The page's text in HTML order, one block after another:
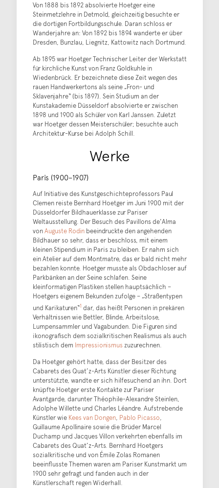
Von 1888 bis 1892 absolvierte Hoetger eine
Steinmetzlehre in Detmold, gleichzeitig besuchte er
die dortigen Fortbildungsschule. Daran schloss er
Wanderjahre an: Von 1892 bis 1894 wanderte er über
Dresden, Bunzlau, Liegnitz, Kattowitz nach Dortmund.
Ab 1895 war Hoetger Technischer Leiter der Werkstatt
für kirchliche Kunst von Franz Goldkuhle in
Wiedenbrück. Er bezeichnete diese Zeit wegen des
rauen Handwerkertons als seine „Fron- und
Sklavenjahre“ (bis 1897). Sein Studium an der
Kunstakademie Düsseldorf absolvierte er zwischen
1898 und 1900 als Schüler von Karl Janssen. Zuletzt
war Hoetger dessen Meisterschüler; besuchte auch
Architektur-Kurse bei Adolph Schill.
Werke
Paris (1900–1907)
Auf Initiative des Kunstgeschichteprofessors Paul
Clemen reiste Bernhard Hoetger im Juni 1900 mit der
Düsseldorfer Bildhauerklasse zur Pariser
Weltausstellung. Der Besuch des Pavillons de'Alma
vonAuguste Rodinbeeindruckte den angehenden
Bildhauer so sehr, dass er beschloss, mit einem
kleinen Stipendium in Paris zu bleiben. Er nahm sich
ein Atelier auf dem Montmatre, das er bald nicht mehr
bezahlen konnte. Hoetger musste als Obdachloser auf
Parkbänken an der Seine schlafen. Seine
kleinformatigen Plastiken stellen hauptsächlich –
Hoetgers eigenem Bekunden zufolge – „Straßentypen
und Karikaturen“1 dar, das heißt Personen in prekären
Verhältnissen wie Bettler, Blinde, Arbeitslose,
Lumpensammler und Vagabunden. Die Figuren sind
ikonografisch dem sozialkritischen Realismus als auch
stilistisch dem Impressionismus zuzurechnen.
Da Hoetger gehört hatte, dass der Besitzer des
Cabarets des Quat’z-Arts Künstler dieser Richtung
unterstützte, wandte er sich hilfesuchend an ihn. Dort
knüpfte Hoetger erste Kontakte zur Pariser
Avantgarde, darunter Théophile-Alexandre Steinlen,
Adolphe Willette und Charles Léandre. Aufstrebende
Künstler wie Kees van Dongen, Pablo Picasso,
Guillaume Apollinaire sowie die Brüder Marcel
Duchamp und Jacques Villon verkehrten ebenfalls im
Cabarets des Quat’z-Arts. Bernhard Hoetgers
sozialkritische und von Émile Zolas Romanen
beeinflusste Themen waren am Pariser Kunstmarkt um
1900 sehr gefragt und fanden auch in der
Künstlerschaft regen Widerhall.